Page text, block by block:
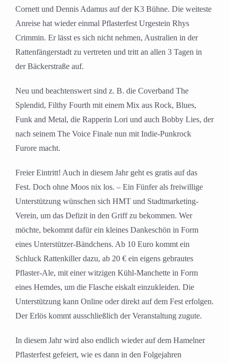
Cornett und Dennis Adamus auf der K3 Bühne. Die weiteste
Anreise hat wieder einmal Pflasterfest Urgestein Rhys
Crimmin. Er lässt es sich nicht nehmen, Australien in der
Rattenfängerstadt zu vertreten und tritt an allen 3 Tagen in
der Bäckerstraße auf.
Neu und beachtenswert sind z. B. die Coverband The
Splendid, Filthy Fourth mit einem Mix aus Rock, Blues,
Funk and Metal, die Rapperin Lori und auch Bobby Lies, der
nach seinem The Voice Finale nun mit Indie-Punkrock
Furore macht.
Freier Eintritt! Auch in diesem Jahr geht es gratis auf das
Fest. Doch ohne Moos nix los. – Ein Fünfer als freiwillige
Unterstützung wünschen sich HMT und Stadtmarketing-
Verein, um das Defizit in den Griff zu bekommen. Wer
möchte, bekommt dafür ein kleines Dankeschön in Form
eines Unterstützer-Bändchens. Ab 10 Euro kommt ein
Schluck Rattenkiller dazu, ab 20 € ein eigens gebrautes
Pflaster-Ale, mit einer witzigen Kühl-Manchette in Form
eines Hemdes, um die Flasche eiskalt einzukleiden. Die
Unterstützung kann Online oder direkt auf dem Fest erfolgen.
Der Erlös kommt ausschließlich der Veranstaltung zugute.
In diesem Jahr wird also endlich wieder auf dem Hamelner
Pflasterfest gefeiert, wie es dann in den Folgejahren